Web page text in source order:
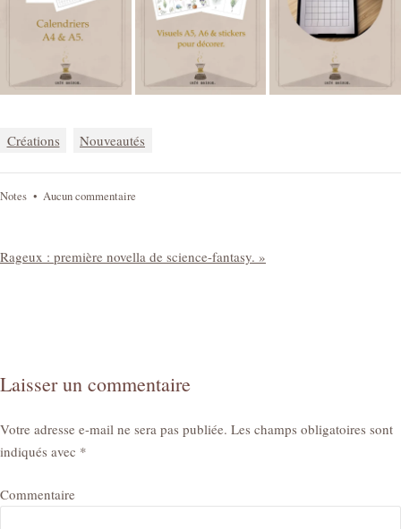
Créations Nouveautés
Notes • Aucun commentaire
:
créative
Navigation
Rageux : première novella de science-fantasy. »
Laisser un commentaire
Votre adresse e-mail ne sera pas publiée. Les champs obligatoires sont
indiqués avec *
Commentaire